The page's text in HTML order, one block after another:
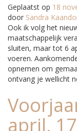
Geplaatst op 18
door Sandra
Ook ik volg het
maatschappelijk
sluiten, maar tot 6
voeren.
opnemen om
ontvang je wellicht
april,